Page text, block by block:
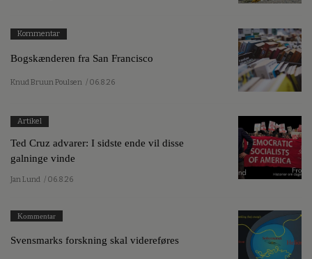
Kommentar
Bogskænderen fra San Francisco
Knud Bruun Poulsen / 06.8.26
Artikel
Ted Cruz advarer: I sidste ende vil disse
galninge vinde
Jan Lund / 06.8.26
Kommentar
Svensmarks forskning skal videreføres